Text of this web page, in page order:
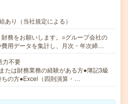
あり（当社規定による）
務をお願いします。○グループ会社の
用データを集計し、月次・年次締…
力不要
たは財務業務の経験がある方●簿記3級
ちの方●Excel（四則演算・…